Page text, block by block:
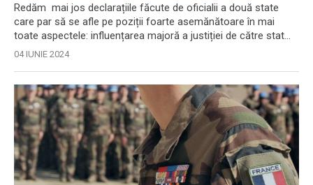
Redăm mai jos declarațiile făcute de oficialii a două state
care par să se afle pe poziții foarte asemănătoare în mai
toate aspectele: influențarea majoră a justiției de către stat...
04 IUNIE 2024